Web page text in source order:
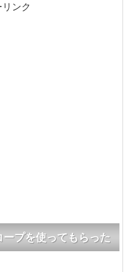
ンク
プを使ってもらった